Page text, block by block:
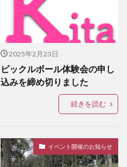
2025年2月23日
ピックルボール体験会の申し
込みを締め切りました
続きを読む
イベント開催のお知らせ